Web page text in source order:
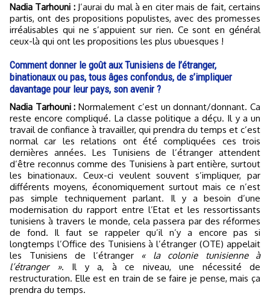
Nadia Tarhouni :J’aurai du mal à en citer mais de fait, certains
partis, ont des propositions populistes, avec des promesses
irréalisables qui ne s’appuient sur rien. Ce sont en général
ceux-là qui ont les propositions les plus ubuesques !
Comment donner le goût aux Tunisiens de l’étranger,
binationaux ou pas, tous âges confondus, de s’impliquer
davantage pour leur pays, son avenir ?
Nadia Tarhouni : Normalement c’est un donnant/donnant. Ca
reste encore compliqué. La classe politique a déçu. Il y a un
travail de confiance à travailler, qui prendra du temps et c’est
normal car les relations ont été compliquées ces trois
dernières années. Les Tunisiens de l’étranger attendent
d’être reconnus comme des Tunisiens à part entière, surtout
les binationaux. Ceux-ci veulent souvent s’impliquer, par
différents moyens, économiquement surtout mais ce n’est
pas simple techniquement parlant. Il y a besoin d’une
modernisation du rapport entre l’Etat et les ressortissants
tunisiens à travers le monde, cela passera par des réformes
de fond. Il faut se rappeler qu’il n’y a encore pas si
longtemps l’Office des Tunisiens à l’étranger (OTE) appelait
les Tunisiens de l’étranger
« la colonie tunisienne à
l’étranger ». Il y a, à ce niveau, une nécessité de
restructuration. Elle est en train de se faire je pense, mais ça
prendra du temps.